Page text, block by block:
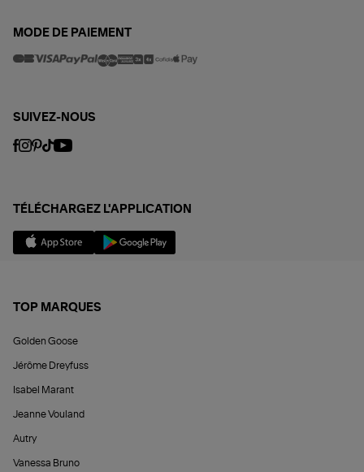
MODE DE PAIEMENT
SUIVEZ-NOUS
TÉLÉCHARGEZ L'APPLICATION
TOP MARQUES
Golden Goose
Jérôme Dreyfuss
Isabel Marant
Jeanne Vouland
Autry
Vanessa Bruno